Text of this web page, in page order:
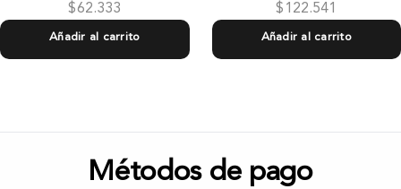
$62.333
Añadir al carrito
$ 122.541
Añadir al carrito
Métodos de pago